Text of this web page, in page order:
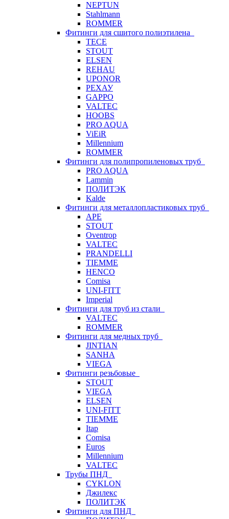
NEPTUN
Stahlmann
ROMMER
Фитинги для сшитого полиэтилена
TECE
STOUT
ELSEN
REHAU
UPONOR
РЕХАУ
GAPPO
VALTEC
HOOBS
PRO AQUA
ViEiR
Millennium
ROMMER
Фитинги для полипропиленовых труб
PRO AQUA
Lammin
ПОЛИТЭК
Kalde
Фитинги для металлопластиковых труб
APE
STOUT
Oventrop
VALTEC
PRANDELLI
TIEMME
HENCO
Comisa
UNI-FITT
Imperial
Фитинги для труб из стали
VALTEC
ROMMER
Фитинги для медных труб
JINTIAN
SANHA
VIEGA
Фитинги резьбовые
STOUT
VIEGA
ELSEN
UNI-FITT
TIEMME
Itap
Comisa
Euros
Millennium
VALTEC
Трубы ПНД
CYKLON
Джилекс
ПОЛИТЭК
Фитинги для ПНД